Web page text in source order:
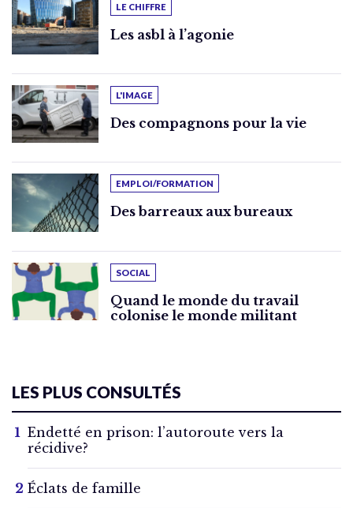
LE CHIFFRE
Les asbl à l’agonie
L'IMAGE
Des compagnons pour la vie
EMPLOI/FORMATION
Des barreaux aux bureaux
SOCIAL
Quand le monde du travail
colonise le monde militant
LES PLUS CONSULTÉS
Endetté en prison: l’autoroute vers la
récidive?
Éclats de famille